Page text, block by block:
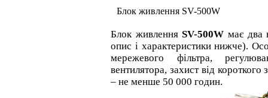
Блок живлення SV-500W
Блок живленняSV-500W має два
опис і характеристики нижче).
мережевого фільтра,
вентилятора, захист від
– не менше 50 000 годин.